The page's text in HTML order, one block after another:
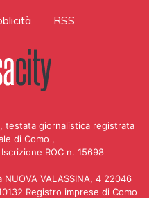
RSS
testata giornalistica registrata
di Como ,
ROC n. 15698
NUOVA VALASSINA, 4 22046
Registro imprese di Como